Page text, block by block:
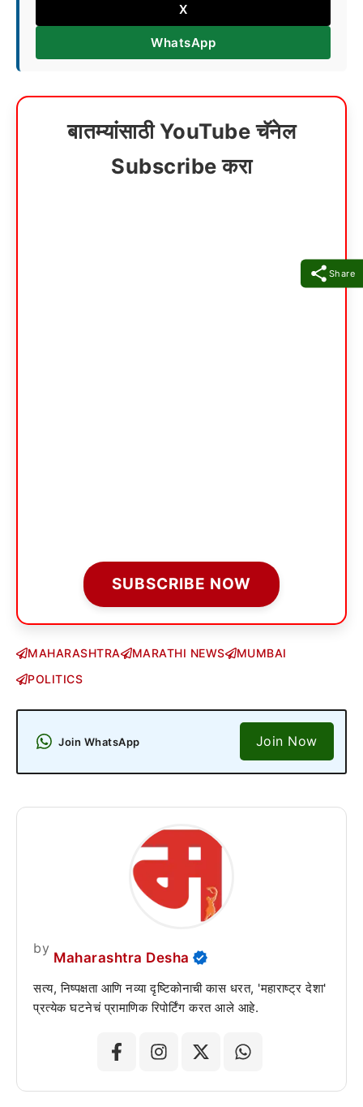
Share
X
WhatsApp
बातम्यांसाठी YouTube चॅनेल
Subscribe करा
SUBSCRIBE NOW
MAHARASHTRA MARATHI NEWS
MUMBAI
POLITICS
Join WhatsApp Join Now
by
Maharashtra Desha
सत्य, निष्पक्षता आणि नव्या दृष्टिकोनाची कास धरत, 'महाराष्ट्र देशा'
प्रत्येक घटनेचं प्रामाणिक रिपोर्टिंग करत आले आहे.